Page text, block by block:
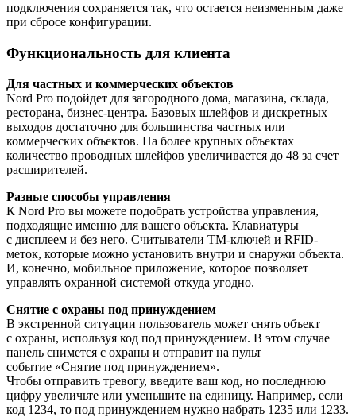
подключения сохраняется так, что остается неизменным даже
при сбросе конфигурации.
Функциональность для клиента
Для частных и коммерческих объектов
Nord Pro подойдет для загородного дома, магазина, склада,
ресторана, бизнес-центра. Базовых шлейфов и дискретных
выходов достаточно для большинства частных или
коммерческих объектов. На более крупных объектах
количество проводных шлейфов увеличивается до 48 за счет
расширителей.
Разные способы управления
К Nord Pro вы можете подобрать устройства управления,
подходящие именно для вашего объекта. Клавиатуры
с дисплеем и без него. Считыватели ТМ-ключей и RFID-
меток, которые можно установить внутри и снаружи объекта.
И, конечно, мобильное приложение, которое позволяет
управлять охранной системой откуда угодно.
Снятие с охраны под принуждением
В экстренной ситуации пользователь может снять объект
с охраны, используя код под принуждением. В этом случае
панель снимется с охраны и отправит на пульт
событие «Снятие под принуждением».
Чтобы отправить тревогу, введите ваш код, но последнюю
цифру увеличьте или уменьшите на единицу. Например, если
код 1234, то под принуждением нужно набрать 1235 или 1233.